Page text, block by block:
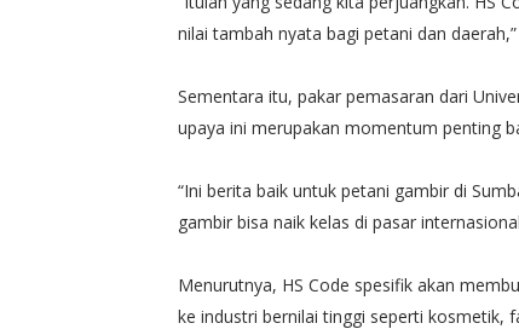
nilai tambah nyata bagi petani dan
Sementara itu, pakar pemasaran dari
upaya ini merupakan momentum penting
“Ini berita baik untuk petani gambir di
gambir bisa naik kelas di pasar
Menurutnya, HS Code spesifik akan
ke industri bernilai tinggi seperti kosmetik,